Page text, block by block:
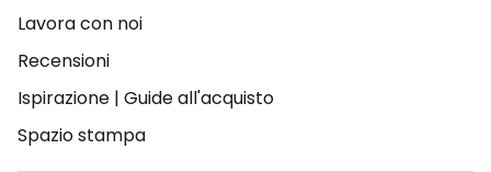
Lavora con noi
Recensioni
Ispirazione | Guide all'acquisto
Spazio stampa